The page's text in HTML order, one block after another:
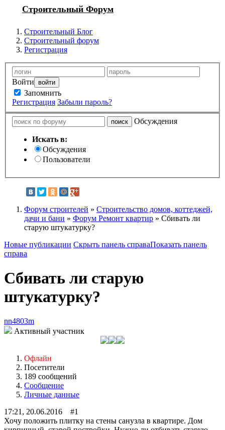
Строительный Форум
Строительный Блог
Строительный форум
Регистрация
Войти
Запомнить
Регистрация Забыли пароль?
Обсуждения
Искать в:
Обсуждения
Пользователи
Форум строителей » Строительство домов, коттеджей,
дачи и бани » Форум Ремонт квартир » Сбивать ли
старую штукатурку?
Новые публикации Скрыть панель справаПоказать панель
справа
Сбивать ли старую
штукатурку?
nn4803m
Активный участник
Офлайн
Посетители
189 сообщений
Сообщение
Личные данные
17:21, 20.06.2016 #1
Хочу положить плитку на стены санузла в квартире. Дом